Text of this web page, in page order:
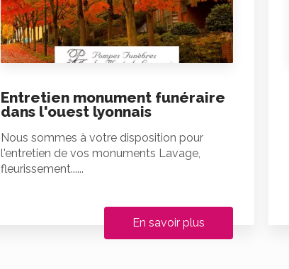
Entretien monument funéraire
dans l'ouest lyonnais
Nous sommes à votre disposition pour
l'entretien de vos monuments Lavage,
fleurissement......
En savoir plus